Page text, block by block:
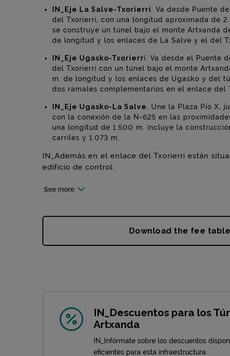
IN_Eje La Salve-Txorierri
. Va desde Puente
del Txorierri, con una longitud aproximada de
se construye un túnel bajo el monte Artxanda
de longitud y los enlaces de La Salve y el del
IN_Eje Ugasko-Txorierri. Va desde el Puente
del Txorierri con un túnel bajo el monte
m. de longitud y los enlaces de Ugasko y del
dos ramales complementarios en el enlace del
IN_Eje Ugasko-La Salve
. Une la Plaza Pío X,
con la conexión de la N-625 en las
una longitud de 1.500 m. incluye la
carriles y 1.073 m.
IN_Además en el enlace del Txorierri están
edificio de control.
See more
Download the fee table
IN_Descuentos para los
Artxanda
IN_Infórmate sobre los descuentos
eficientes para esta infraestructura.